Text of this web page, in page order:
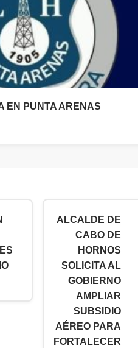
EN PUNTA ARENAS
ALCALDE DE
CABO DE
HORNOS
SOLICITA AL
GOBIERNO
AMPLIAR
SUBSIDIO
AÉREO PARA
FORTALECER